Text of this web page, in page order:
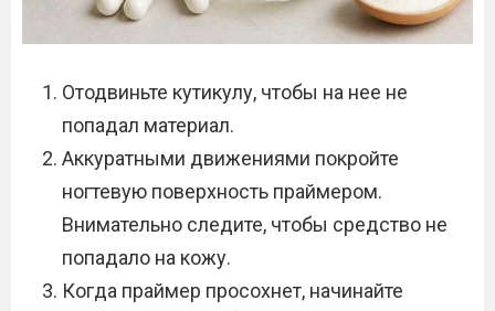
Отодвиньте кутикулу, чтобы на нее не
попадал материал.
Аккуратными движениями покройте
ногтевую поверхность праймером.
Внимательно следите, чтобы средство не
попадало на кожу.
Когда праймер просохнет, начинайте